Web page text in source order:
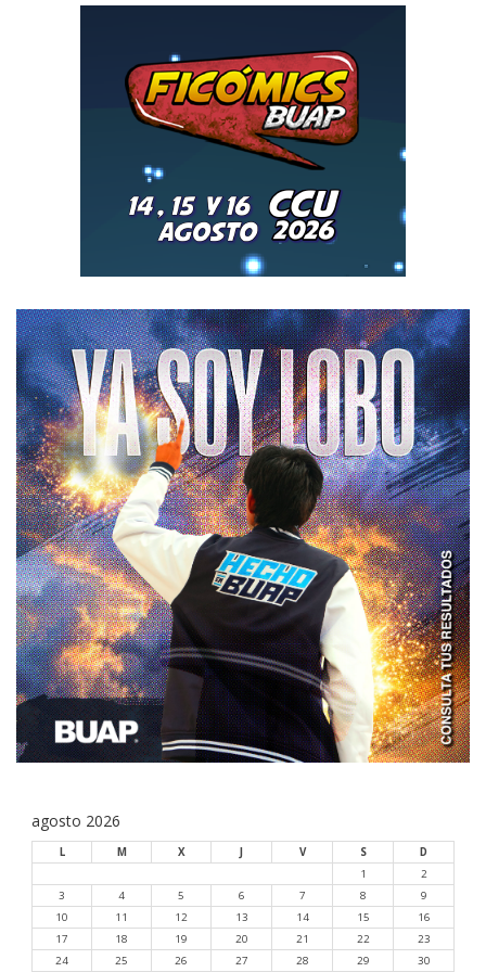
agosto 2026
L M X V S
D
1
2
3
4 5 6 7 8
9
10
11 12 13 14 15
16
17
18 19 20 21 22
23
24
25 26 27 28 29
30